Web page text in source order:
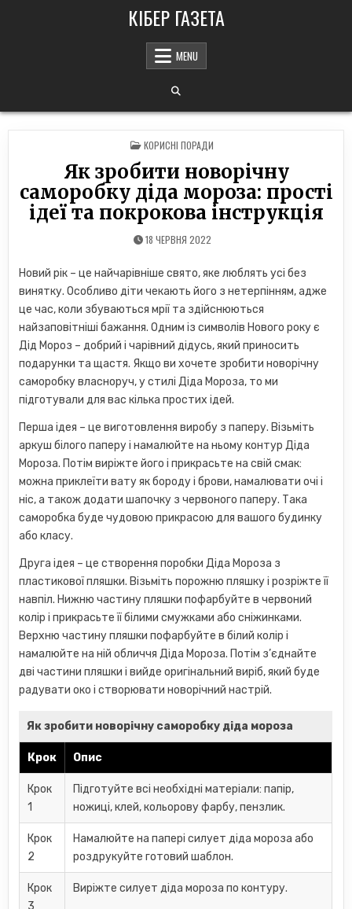
КІБЕР ГАЗЕТА
MENU
POSTED
IN
КОРИСНІ ПОРАДИ
Як зробити новорічну
саморобку діда мороза: прості
ідеї та покрокова інструкція
18 ЧЕРВНЯ 2022
Новий рік – це найчарівніше свято, яке люблять усі без
винятку. Особливо діти чекають його з нетерпінням, адже
це час, коли збуваються мрії та здійснюються
найзаповітніші бажання. Одним із символів Нового року є
Дід Мороз – добрий і чарівний дідусь, який приносить
подарунки та щастя. Якщо ви хочете зробити новорічну
саморобку власноруч, у стилі Діда Мороза, то ми
підготували для вас кілька простих ідей.
Перша ідея – це виготовлення виробу з паперу. Візьміть
аркуш білого паперу і намалюйте на ньому контур Діда
Мороза. Потім виріжте його і прикрасьте на свій смак:
можна приклеїти вату як бороду і брови, намалювати очі і
ніс, а також додати шапочку з червоного паперу. Така
саморобка буде чудовою прикрасою для вашого будинку
або класу.
Друга ідея – це створення поробки Діда Мороза з
пластикової пляшки. Візьміть порожню пляшку і розріжте її
навпіл. Нижню частину пляшки пофарбуйте в червоний
колір і прикрасьте її білими смужками або сніжинками.
Верхню частину пляшки пофарбуйте в білий колір і
намалюйте на ній обличчя Діда Мороза. Потім з’єднайте
дві частини пляшки і вийде оригінальний виріб, який буде
радувати око і створювати новорічний настрій.
Як зробити новорічну саморобку діда мороза
Крок Опис
Крок
1
Підготуйте всі необхідні матеріали: папір,
ножиці, клей, кольорову фарбу, пензлик.
Крок
2
Намалюйте на папері силует діда мороза або
роздрукуйте готовий шаблон.
Крок
3
Виріжте силует діда мороза по контуру.